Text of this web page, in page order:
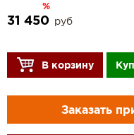
%
31 450 руб
В корзину
Заказать